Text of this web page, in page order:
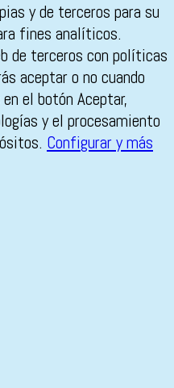
y de terceros para su
fines analíticos.
de terceros con políticas
aceptar o no cuando
el botón Aceptar,
y el procesamiento
Configurar y más